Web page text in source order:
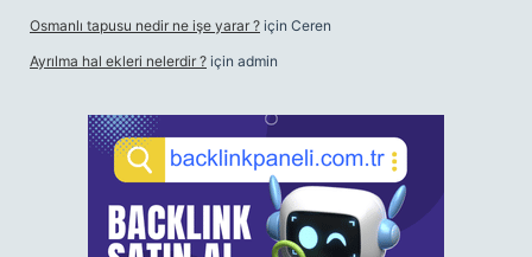
Osmanlı tapusu nedir ne işe yarar ? için Ceren
Ayrılma hal ekleri nelerdir ? için admin